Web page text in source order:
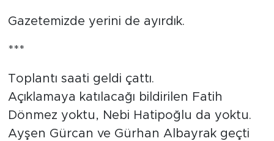
Gazetemizde yerini de ayırdık.
***
Toplantı saati geldi çattı.
Açıklamaya katılacağı bildirilen Fatih
Dönmez yoktu, Nebi Hatipoğlu da yoktu.
Ayşen Gürcan ve Gürhan Albayrak geçti